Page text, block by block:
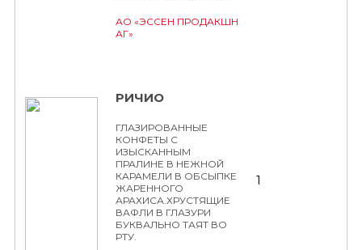
АО «ЭССЕН ПРОДАКШН
АГ»
РИЧИО
ГЛАЗИРОВАННЫЕ
КОНФЕТЫ С
ИЗЫСКАННЫМ
ПРАЛИНЕ В НЕЖНОЙ
КАРАМЕЛИ В ОБСЫПКЕ
ЖАРЕННОГО
АРАХИСА.ХРУСТЯЩИЕ
ВАФЛИ В ГЛАЗУРИ
БУКВАЛЬНО ТАЯТ ВО
РТУ.
1